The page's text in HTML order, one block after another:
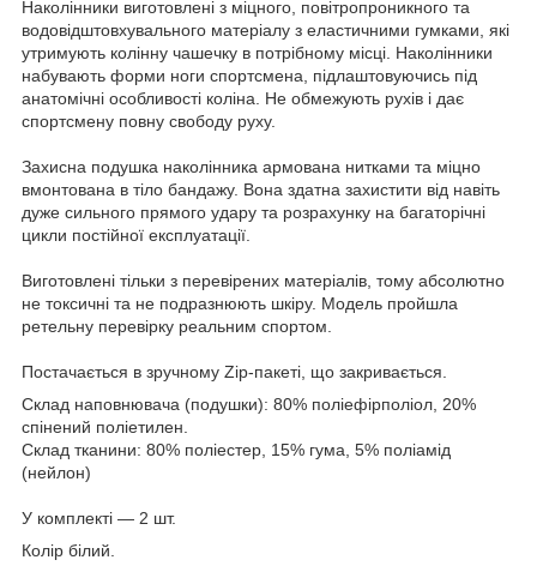
Наколінники виготовлені з міцного, повітропроникного та
водовідштовхувального матеріалу з еластичними гумками, які
утримують колінну чашечку в потрібному місці. Наколінники
набувають форми ноги спортсмена, підлаштовуючись під
анатомічні особливості коліна. Не обмежують рухів і дає
спортсмену повну свободу руху.
Захисна подушка наколінника армована нитками та міцно
вмонтована в тіло бандажу. Вона здатна захистити від навіть
дуже сильного прямого удару та розрахунку на багаторічні
цикли постійної експлуатації.
Виготовлені тільки з перевірених матеріалів, тому абсолютно
не токсичні та не подразнюють шкіру. Модель пройшла
ретельну перевірку реальним спортом.
Постачається в зручному Zip-пакеті, що закривається.
Склад наповнювача (подушки): 80% поліефірполіол, 20%
спінений поліетилен.
Склад тканини: 80% поліестер, 15% гума, 5% поліамід
(нейлон)
У комплекті — 2 шт.
Колір білий.